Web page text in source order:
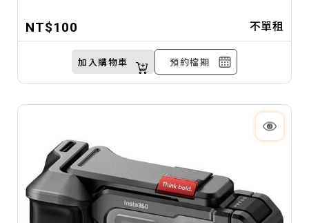
NT$100 不單租
加入購物車 預約檔期